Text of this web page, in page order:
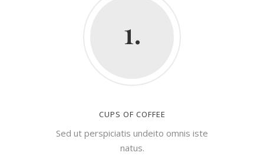
1.
CUPS OF COFFEE
Sed ut perspiciatis undeito omnis iste
natus.